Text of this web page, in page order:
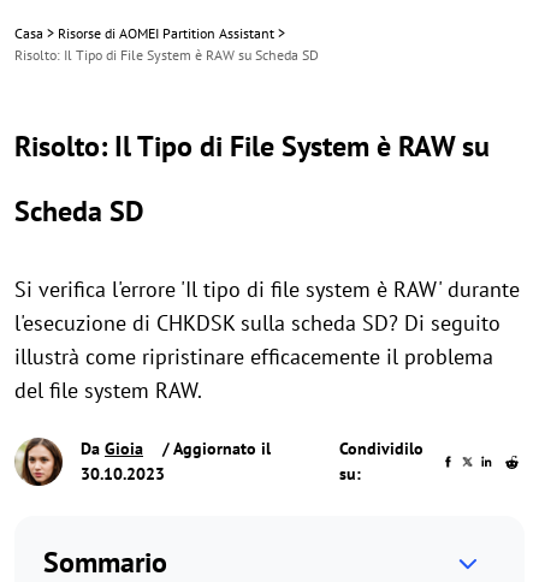
Casa > Risorse di AOMEI Partition Assistant >
Risolto: Il Tipo di File System è RAW su Scheda SD
Risolto: Il Tipo di File System è RAW su
Scheda SD
Si verifica l'errore 'Il tipo di file system è RAW' durante
l'esecuzione di CHKDSK sulla scheda SD? Di seguito
illustrà come ripristinare efficacemente il problema
del file system RAW.
Da Gioia
/ Aggiornato il
30.10.2023
Condividilo
su:
Sommario